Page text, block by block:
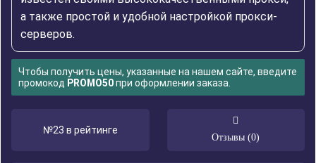
а также простой и удобной настройкой прокси-
серверов.
Чтобы получить цены, указанные на нашем сайте, введите
промокод PROMO50при оформлении заказа.
№23 в рейтинге
Отзывы (0)